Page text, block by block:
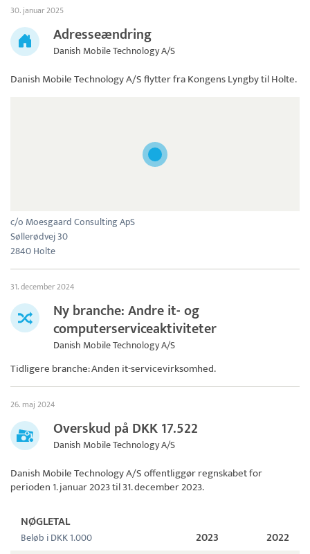
30. januar 2025
Adresseændring
Danish Mobile Technology A/S
Danish Mobile Technology A/Sflytter fra Kongens Lyngby til Holte.
c/o Moesgaard Consulting ApS
Søllerødvej 30
2840 Holte
31. december 2024
Ny branche: Andre it- og
computerserviceaktiviteter
Danish Mobile Technology A/S
Tidligere branche: Anden it-servicevirksomhed.
26. maj 2024
Overskud på DKK 17.522
Danish Mobile Technology A/S
Danish Mobile Technology A/Soffentliggør regnskabet for
perioden 1. januar 2023 til 31. december 2023.
NØGLETAL
Beløb i DKK 1.000 2023 2022